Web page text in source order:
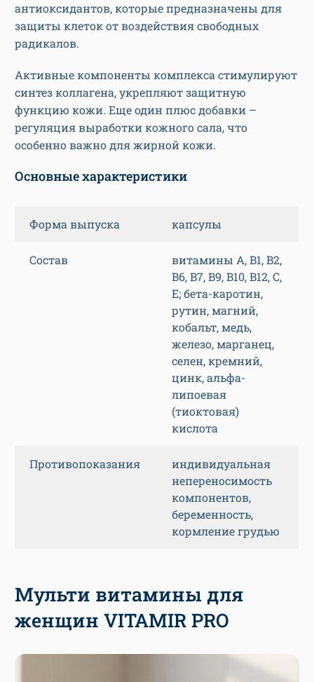
антиоксидантов, которые предназначены для
защиты клеток от воздействия свободных
радикалов.
Активные компоненты комплекса стимулируют
синтез коллагена, укрепляют защитную
функцию кожи. Еще один плюс добавки –
регуляция выработки кожного сала, что
особенно важно для жирной кожи.
Основные характеристики
Форма выпуска капсулы
Состав
витамины A, B1, B2,
B6, B7, B9, B10, B12, C,
E; бета-каротин,
рутин, магний,
кобальт, медь,
железо, марганец,
селен, кремний,
цинк, альфа-
липоевая
(тиоктовая)
кислота
Противопоказания
индивидуальная
непереносимость
компонентов,
беременность,
кормление грудью
Мульти витамины для
женщин VITAMIR PRO